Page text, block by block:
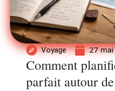
Voyage 27
Comment
parfait autour